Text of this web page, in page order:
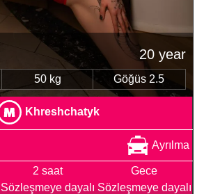
20 year
50 kg Göğüs 2.5
Khreshchatyk
Ayrılma
2 saat
Sözleşmeye dayalı
Gece
Sözleşmeye dayalı